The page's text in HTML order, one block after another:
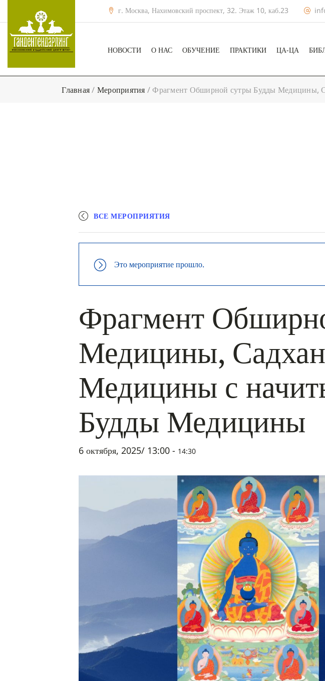
г. Москва, Нахимовский проспект, 32. Этаж 10, каб.23
НОВОСТИ О НАС ОБУЧЕНИЕ ПРАКТИКИ ЦА-ЦА
Главная/ Мероприятия /Фрагмент Обширной сутры Будды Медицины,
ВСЕ МЕРОПРИЯТИЯ
Это мероприятие прошло.
Фрагмент
Медицины,
Медицины с
Будды Медицины
6 октября, 2025/ 13:00 - 14:30